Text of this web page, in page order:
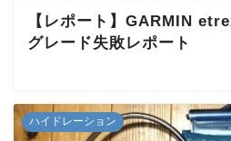
【レポート】GARMIN
グレード失敗レポート
ハイドレーション